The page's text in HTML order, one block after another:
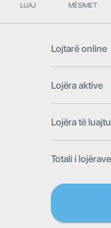
LUAJ MËSIMET
Lojtarë online
Lojëra aktive
Lojëra të
Totali i lojërave